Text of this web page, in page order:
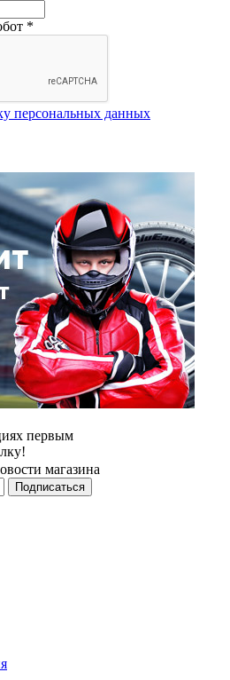
*
персональных данных
первым
магазина